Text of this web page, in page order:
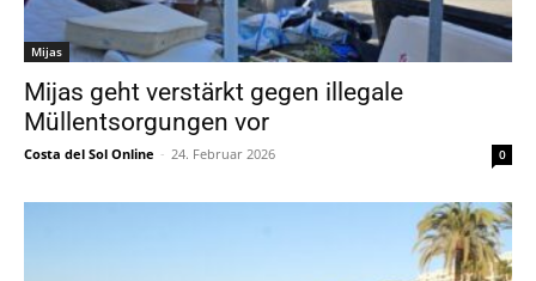
Mijas
Mijas geht verstärkt gegen illegale
Müllentsorgungen vor
Costa del Sol Online - 24. Februar 2026 0